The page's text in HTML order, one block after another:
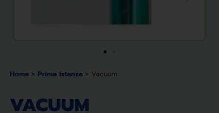
Home > Prima Istanza > Vacuum
VACUUM